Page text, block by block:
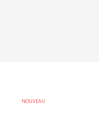
NOUVEAU